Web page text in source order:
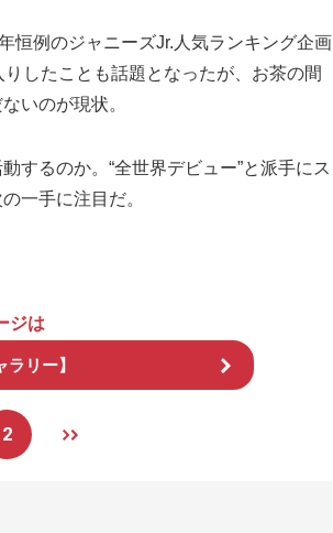
恒例のジャニーズJr.人気ランキング企画
したことも話題となったが、お茶の間
いのが現状。
するのか。“全世界デビュー”と派手にス
一手に注目だ。
ジは
ラリー】
2